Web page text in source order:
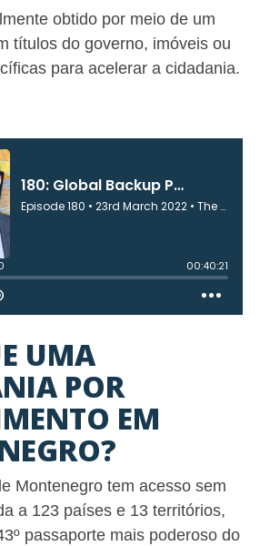
obtido por meio de um
títulos do governo, imóveis ou
para acelerar a cidadania.
UMA
POR
EM
Montenegro tem acesso sem
a 123 países e 13 territórios,
passaporte mais poderoso do